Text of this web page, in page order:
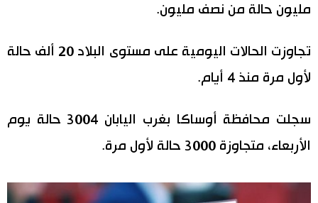
لايف ستايل
طوكيو
مليون حالة من نصف مليون.
تجاوزت الحالات اليومية على مستوى البلاد 20 ألف حالة
لأول مرة منذ 4 أيام.
سجلت محافظة أوساكا بغرب اليابان 3004 حالة يوم
الأربعاء، متجاوزة 3000 حالة لأول مرة.